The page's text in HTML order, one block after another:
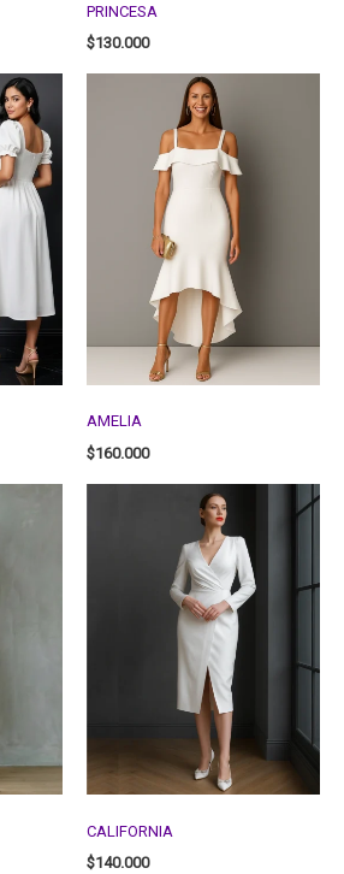
PRINCESA
$130.000
AMELIA
$160.000
CALIFORNIA
$140.000